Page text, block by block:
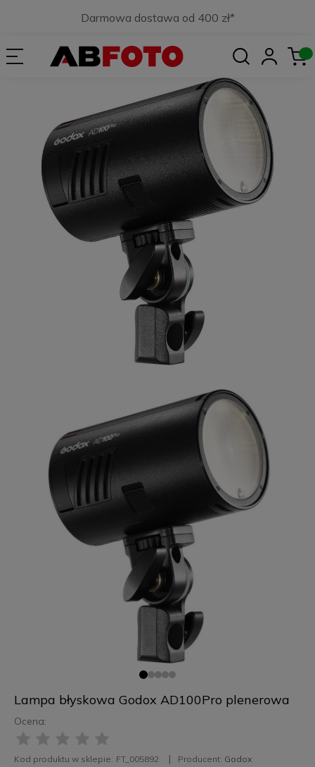
Darmowa dostawa od 400 zł*
Lampa błyskowa Godox AD100Pro plenerowa
Ocena:
Kod produktu w sklepie: FT_005892 Producent: Godox